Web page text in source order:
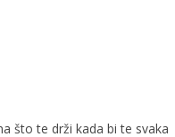
što te drži kada bi te svaka